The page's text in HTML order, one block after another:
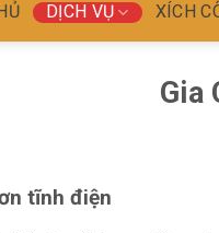
DỊCH VỤ XÍCH
Gia
tĩnh điện